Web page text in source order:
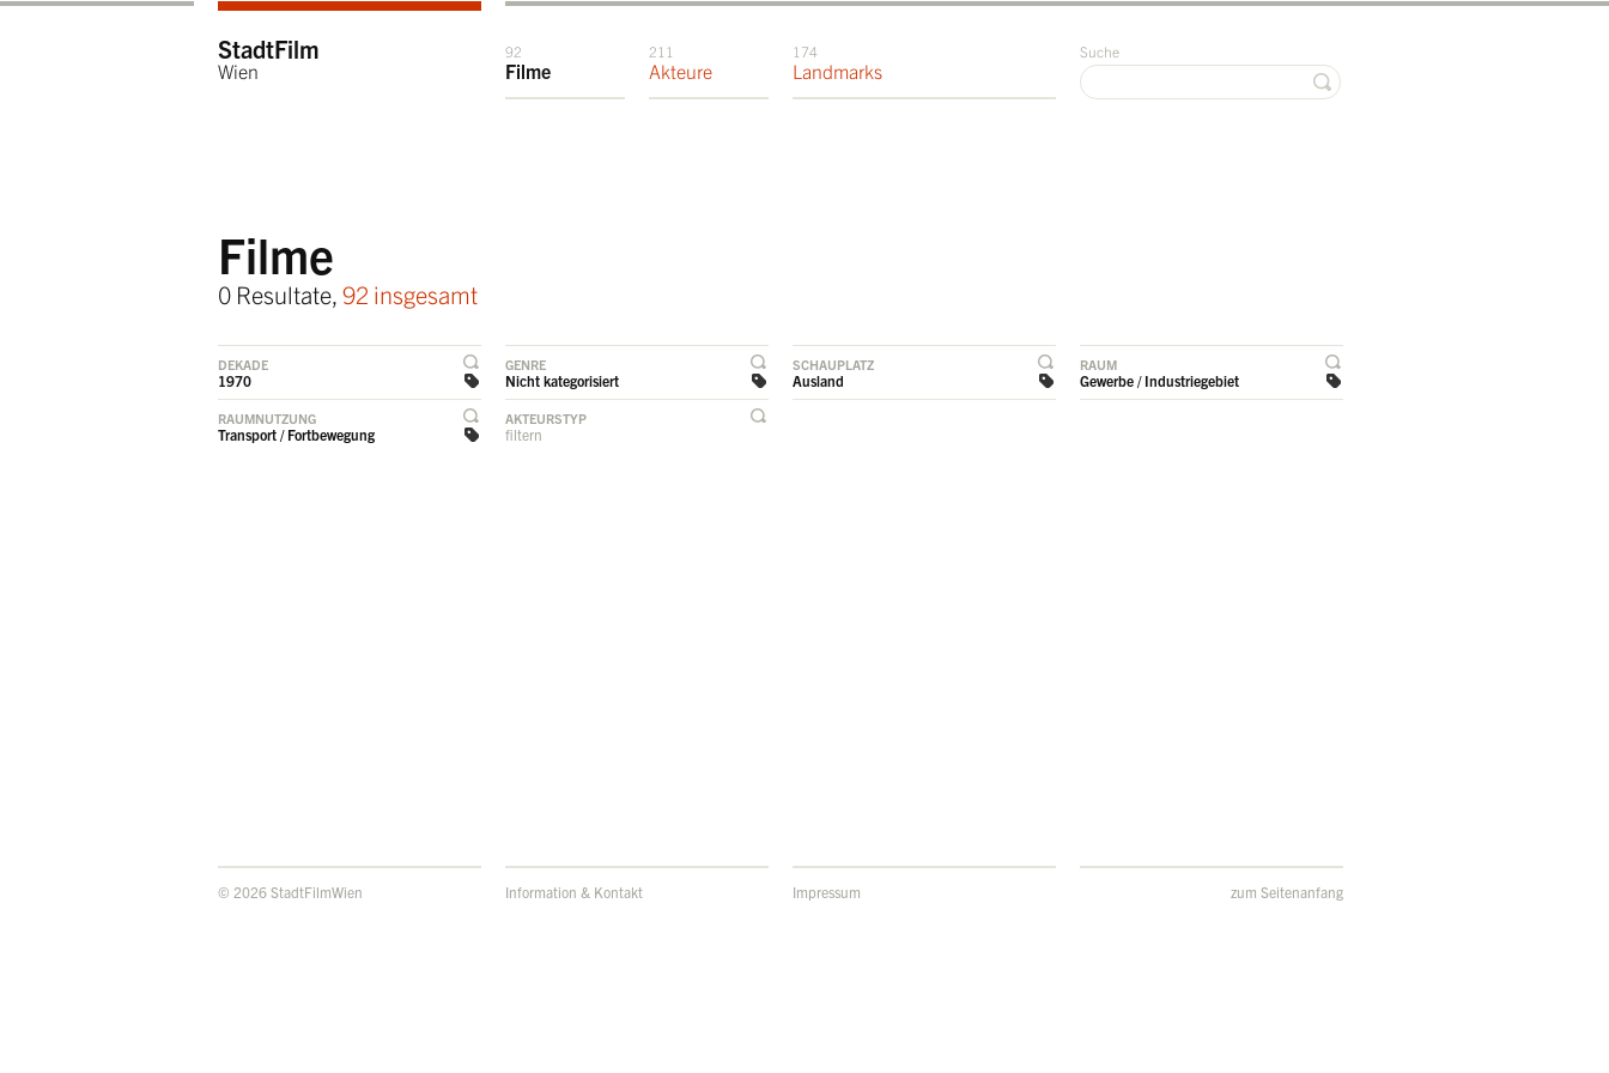
StadtFilm
Wien
92
Filme
211
Akteure
174
Landmarks
Suche
Filme
0 Resultate, 92 insgesamt
DEKADE
1970
GENRE
Nicht kategorisiert
SCHAUPLATZ
Ausland
RAUM
Gewerbe / Industriegebiet
RAUMNUTZUNG
Transport / Fortbewegung
AKTEURSTYP
filtern
© 2026 StadtFilmWien Information & Kontakt Impressum zum Seitenanfang